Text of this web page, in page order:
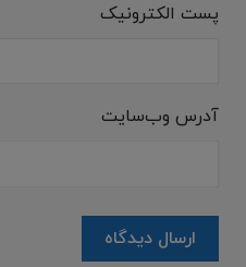
پست الکترونیک
آدرس وب‌سایت
ارسال دیدگاه